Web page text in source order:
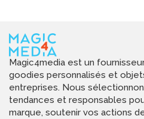
Magic4media est un
goodies personnalisés et
entreprises. Nous
tendances et responsables
marque, soutenir vos actions